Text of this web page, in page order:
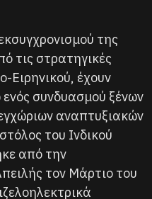
της
τις στρατηγικές
Ειρηνικού, έχουν
συνδυασμού ξένων
αναπτυξιακών
του Ινδικού
από την
τον Μάρτιο του